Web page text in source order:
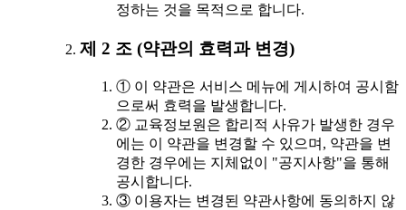
정하는 것을 목적으로 합니다.
제 2 조 (약관의 효력과 변경)
① 이 약관은 서비스 메뉴에 게시하여 공시함
으로써 효력을 발생합니다.
② 교육정보원은 합리적 사유가 발생한 경우
에는 이 약관을 변경할 수 있으며, 약관을 변
경한 경우에는 지체없이 "공지사항"을 통해
공시합니다.
③ 이용자는 변경된 약관사항에 동의하지 않